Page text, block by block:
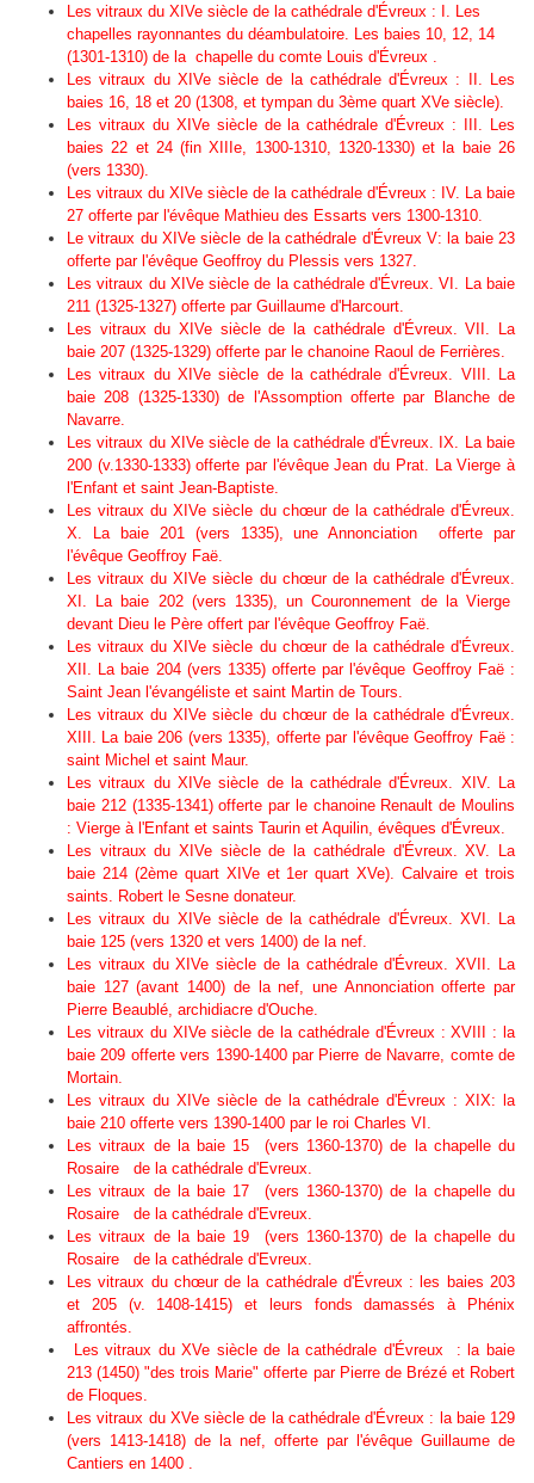
Les vitraux du XIVe siècle de la cathédrale d'Évreux : I. Les
chapelles rayonnantes du déambulatoire. Les baies 10, 12, 14
(1301-1310) de la chapelle du comte Louis d'Évreux .
Les vitraux du XIVe siècle de la cathédrale d'Évreux : II. Les
baies 16, 18 et 20 (1308, et tympan du 3ème quart XVe siècle).
Les vitraux du XIVe siècle de la cathédrale d'Évreux : III. Les
baies 22 et 24 (fin XIIIe, 1300-1310, 1320-1330) et la baie 26
(vers 1330).
Les vitraux du XIVe siècle de la cathédrale d'Évreux : IV. La baie
27 offerte par l'évêque Mathieu des Essarts vers 1300-1310.
Le vitraux du XIVe siècle de la cathédrale d'Évreux V: la baie 23
offerte par l'évêque Geoffroy du Plessis vers 1327.
Les vitraux du XIVe siècle de la cathédrale d'Évreux. VI. La baie
211 (1325-1327) offerte par Guillaume d'Harcourt.
Les vitraux du XIVe siècle de la cathédrale d'Évreux. VII. La
baie 207 (1325-1329) offerte par le chanoine Raoul de Ferrières.
Les vitraux du XIVe siècle de la cathédrale d'Évreux. VIII. La
baie 208 (1325-1330) de l'Assomption offerte par Blanche de
Navarre.
Les vitraux du XIVe siècle de la cathédrale d'Évreux. IX. La baie
200 (v.1330-1333) offerte par l'évêque Jean du Prat. La Vierge à
l'Enfant et saint Jean-Baptiste.
Les vitraux du XIVe siècle du chœur de la cathédrale d'Évreux.
X. La baie 201 (vers 1335), une Annonciation offerte par
l'évêque Geoffroy Faë.
Les vitraux du XIVe siècle du chœur de la cathédrale d'Évreux.
XI. La baie 202 (vers 1335), un Couronnement de la Vierge
devant Dieu le Père offert par l'évêque Geoffroy Faë.
Les vitraux du XIVe siècle du chœur de la cathédrale d'Évreux.
XII. La baie 204 (vers 1335) offerte par l'évêque Geoffroy Faë :
Saint Jean l'évangéliste et saint Martin de Tours.
Les vitraux du XIVe siècle du chœur de la cathédrale d'Évreux.
XIII. La baie 206 (vers 1335), offerte par l'évêque Geoffroy Faë :
saint Michel et saint Maur.
Les vitraux du XIVe siècle de la cathédrale d'Évreux. XIV. La
baie 212 (1335-1341) offerte par le chanoine Renault de Moulins
: Vierge à l'Enfant et saints Taurin et Aquilin, évêques d'Évreux.
Les vitraux du XIVe siècle de la cathédrale d'Évreux. XV. La
baie 214 (2ème quart XIVe et 1er quart XVe). Calvaire et trois
saints. Robert le Sesne donateur.
Les vitraux du XIVe siècle de la cathédrale d'Évreux. XVI. La
baie 125 (vers 1320 et vers 1400) de la nef.
Les vitraux du XIVe siècle de la cathédrale d'Évreux. XVII. La
baie 127 (avant 1400) de la nef, une Annonciation offerte par
Pierre Beaublé, archidiacre d'Ouche.
Les vitraux du XIVe siècle de la cathédrale d'Évreux : XVIII : la
baie 209 offerte vers 1390-1400 par Pierre de Navarre, comte de
Mortain.
Les vitraux du XIVe siècle de la cathédrale d'Évreux : XIX: la
baie 210 offerte vers 1390-1400 par le roi Charles VI.
Les vitraux de la baie 15 (vers 1360-1370) de la chapelle du
Rosaire de la cathédrale d'Evreux.
Les vitraux de la baie 17 (vers 1360-1370) de la chapelle du
Rosaire de la cathédrale d'Evreux.
Les vitraux de la baie 19 (vers 1360-1370) de la chapelle du
Rosaire de la cathédrale d'Evreux.
Les vitraux du chœur de la cathédrale d'Évreux : les baies 203
et 205 (v. 1408-1415) et leurs fonds damassés à Phénix
affrontés.
Les vitraux du XVe siècle de la cathédrale d'Évreux : la baie
213 (1450) "des trois Marie" offerte par Pierre de Brézé et Robert
de Floques.
Les vitraux du XVe siècle de la cathédrale d'Évreux : la baie 129
(vers 1413-1418) de la nef, offerte par l'évêque Guillaume de
Cantiers en 1400 .